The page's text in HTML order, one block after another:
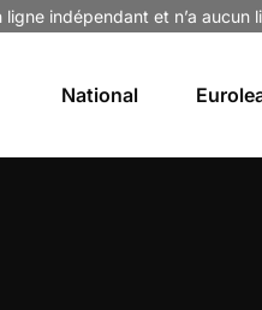
indépendant et n’a
National